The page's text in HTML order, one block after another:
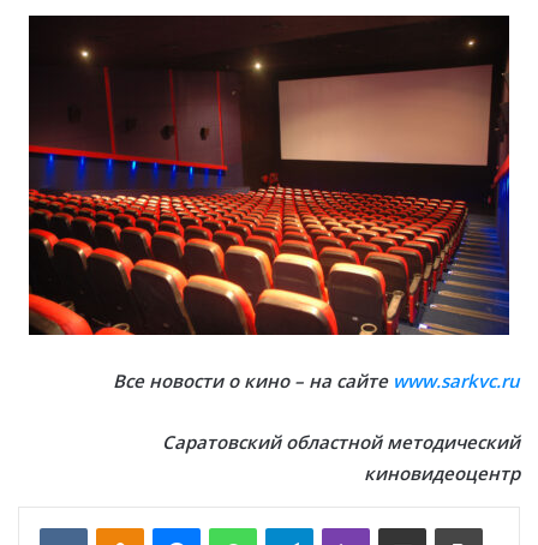
Все новости о кино – на сайте www.sarkvc.ru
Саратовский областной методический
киновидеоцентр
VKontakte WhatsApp Telegram